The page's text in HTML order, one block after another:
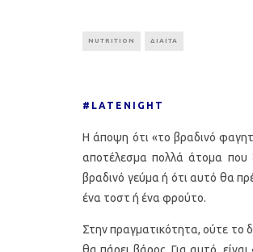
NUTRITION ΔΙΑΙΤΑ
#LATENIGHT
Η άποψη ότι «το βραδινό
αποτέλεσμα πολλά άτομα που
βραδινό γεύμα ή ότι αυτό θα
ένα τοστ ή ένα φρούτο.
Στην πραγματικότητα, ούτε το
θα πάρει βάρος. Για αυτό,